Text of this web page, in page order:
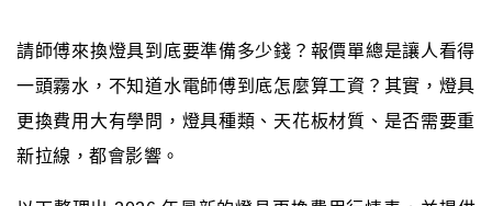
請師傅來換燈具到底要準備多少錢？報價單總是讓人看得
一頭霧水，不知道水電師傅到底怎麼算工資？其實，燈具
更換費用大有學問，燈具種類、天花板材質、是否需要重
新拉線，都會影響。